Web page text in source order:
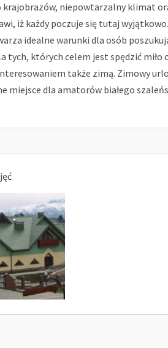
krajobrazów, niepowtarzalny klimat
iż każdy poczuje się tutaj
idealne warunki dla osób
tych, których celem jest spędzić miło
także zimą. Zimowy
miejsce dla amatorów białego